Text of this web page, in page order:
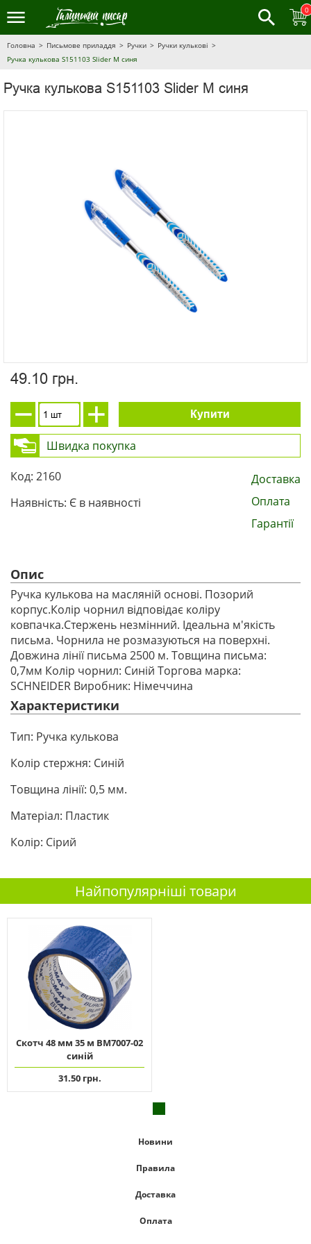
0
Головна Письмове приладдя Ручки
Ручки кулькові
Ручка кулькова S151103 Slider M синя
Ручка кулькова S151103 Slider M синя
49.10 грн.
Купити
Швидка покупка
Код: 2160
Наявність: Є в наявності
Доставка
Оплата
Гарантії
Опис
Ручка кулькова на масляній основі. Позорий
корпус.Колір чорнил відповідає коліру
ковпачка.Стержень незмінний. Ідеальна м'якість
письма. Чорнила не розмазуються на поверхні.
Довжина лінії письма 2500 м. Товщина письма:
0,7мм Колір чорнил: Синій Торгова марка:
SCHNEIDER Виробник: Німеччина
Характеристики
Тип: Ручка кулькова
Колір стержня: Синій
Товщина лінії: 0,5 мм.
Матеріал: Пластик
Колір: Сірий
Найпопулярніші товари
Скотч 48 мм 35 м ВМ7007-02
синій
31.50 грн.
Новини
Правила
Доставка
Оплата